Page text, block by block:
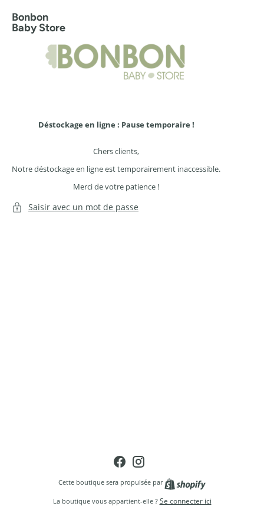
passer
Bonbon
Baby Store
Déstockage en ligne : Pause temporaire !
Chers clients,
Notre déstockage en ligne est temporairement inaccessible.
Merci de votre patience !
Saisir avec un mot de passe
FacebookInstagram
Cette boutique sera propulsée par
La boutique vous appartient-elle ? Se connecter ici